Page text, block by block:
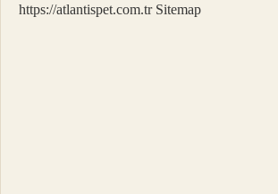
https://atlantispet.com.tr Sitemap